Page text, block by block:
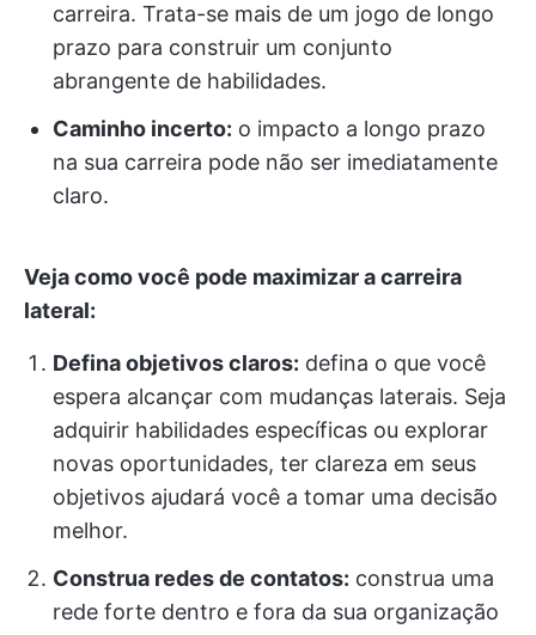
carreira. Trata-se mais de um jogo de longo
prazo para construir um conjunto
abrangente de habilidades.
Caminho incerto: o impacto a longo prazo
na sua carreira pode não ser imediatamente
claro.
Veja como você pode maximizar a carreira
lateral:
Defina objetivos claros: defina o que você
espera alcançar com mudanças laterais. Seja
adquirir habilidades específicas ou explorar
novas oportunidades, ter clareza em seus
objetivos ajudará você a tomar uma decisão
melhor.
Construa redes de contatos: construa uma
rede forte dentro e fora da sua organização